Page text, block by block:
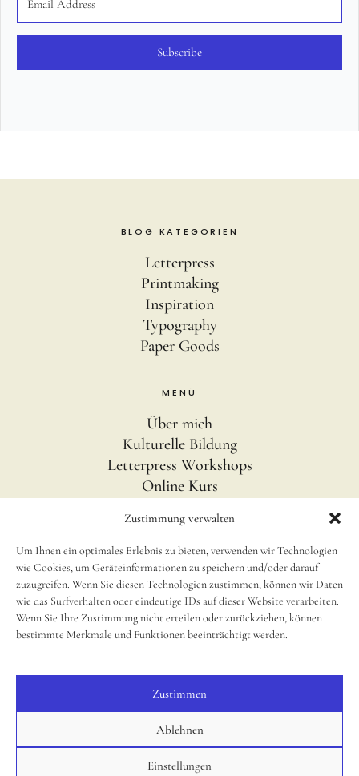
Zustimmung verwalten
Um Ihnen ein optimales Erlebnis zu bieten, verwenden wir Technologien
wie Cookies, um Geräteinformationen zu speichern und/oder darauf
zuzugreifen. Wenn Sie diesen Technologien zustimmen, können wir Daten
wie das Surfverhalten oder eindeutige IDs auf dieser Website verarbeiten.
Wenn Sie Ihre Zustimmung nicht erteilen oder zurückziehen, können
bestimmte Merkmale und Funktionen beeinträchtigt werden.
Zustimmen
Ablehnen
Einstellungen
Subscribe
BLOG KATEGORIEN
Letterpress
Printmaking
Inspiration
Typography
Paper Goods
MENÜ
Über mich
Kulturelle Bildung
Letterpress Workshops
Online Kurs
INFOS
Impressum
Disclaimer
newsletter
Cookie Richtlinie (EU)
SOCIAL
Instagram